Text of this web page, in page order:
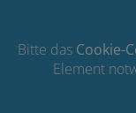
Bitte das Cookie-
Element